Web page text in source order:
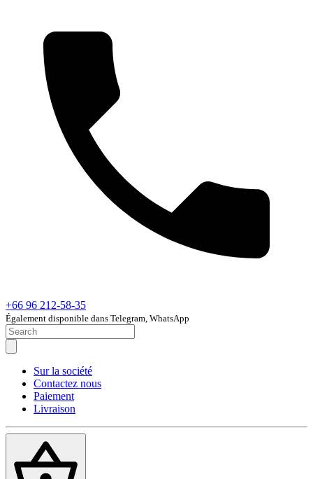
+66 96 212-58-35
Également disponible dans Telegram, WhatsApp
Sur la société
Contactez nous
Paiement
Livraison